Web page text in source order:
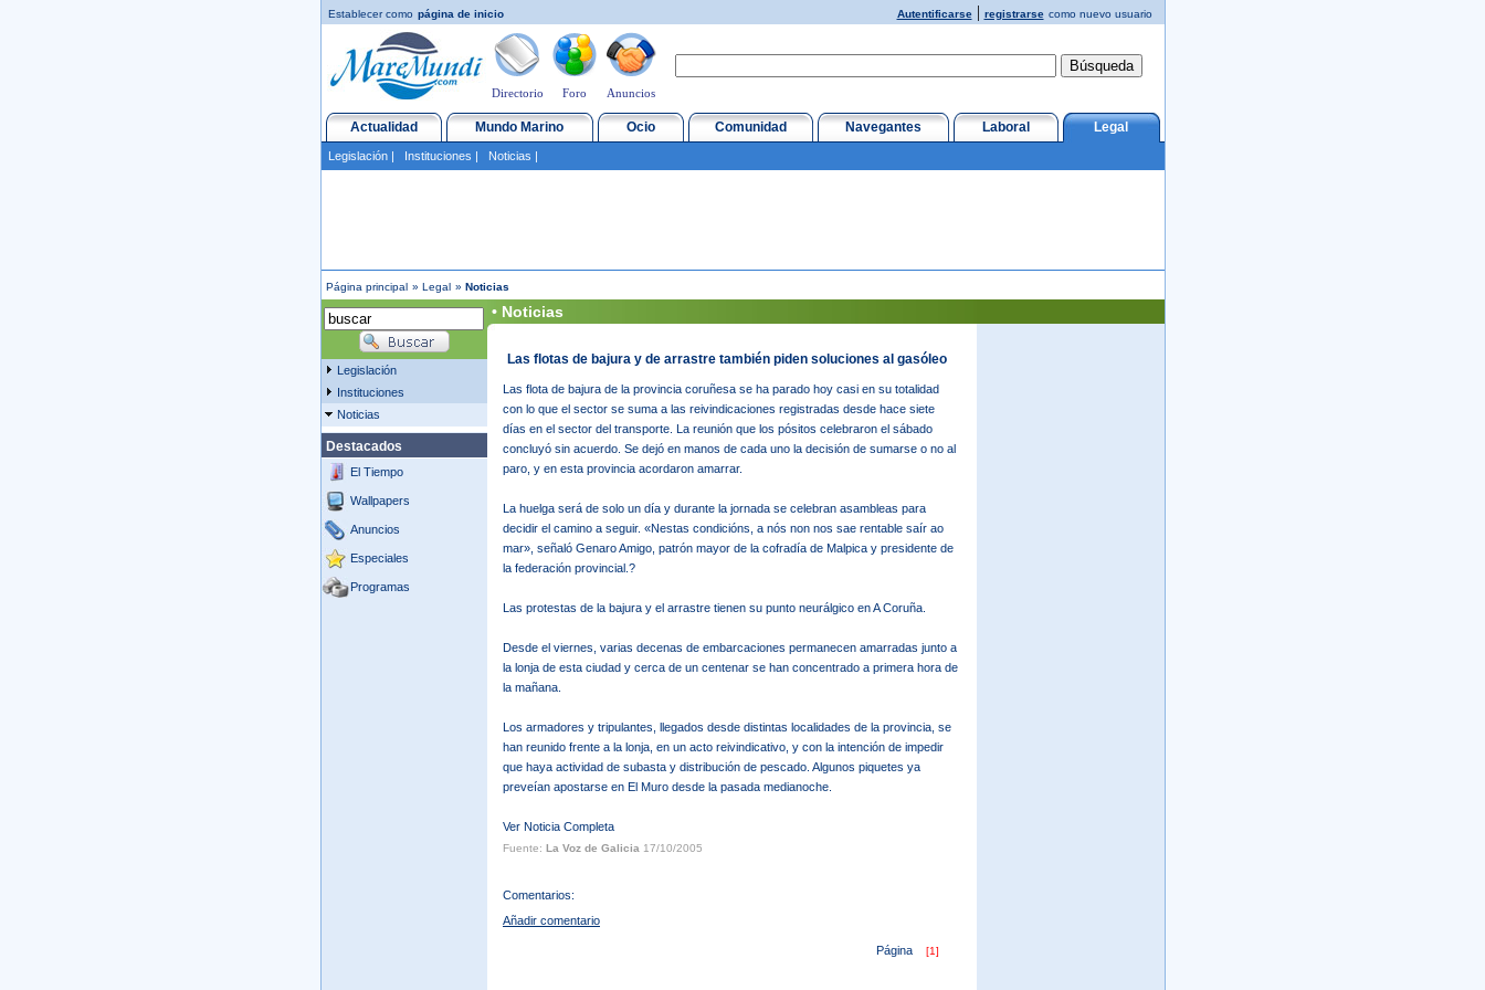
Establecer como página de inicio Autentificarse| registrarse como nuevo usuario
Directorio Foro Anuncios
Actualidad Mundo Marino Ocio Comunidad Navegantes Laboral Legal
Legislación| Instituciones | Noticias |
Página principal » Legal » Noticias
Legislación
Instituciones
Noticias
Destacados
El Tiempo
Wallpapers
Anuncios
Especiales
Programas
• Noticias
Las flotas de bajura y de arrastre también piden soluciones al gasóleo
Las flota de bajura de la provincia coruñesa se ha parado hoy casi en su totalidad
con lo que el sector se suma a las reivindicaciones registradas desde hace siete
días en el sector del transporte. La reunión que los pósitos celebraron el sábado
concluyó sin acuerdo. Se dejó en manos de cada uno la decisión de sumarse o no al
paro, y en esta provincia acordaron amarrar.
La huelga será de solo un día y durante la jornada se celebran asambleas para
decidir el camino a seguir. «Nestas condicións, a nós non nos sae rentable saír ao
mar», señaló Genaro Amigo, patrón mayor de la cofradía de Malpica y presidente de
la federación provincial.?
Las protestas de la bajura y el arrastre tienen su punto neurálgico en A Coruña.
Desde el viernes, varias decenas de embarcaciones permanecen amarradas junto a
la lonja de esta ciudad y cerca de un centenar se han concentrado a primera hora de
la mañana.
Los armadores y tripulantes, llegados desde distintas localidades de la provincia, se
han reunido frente a la lonja, en un acto reivindicativo, y con la intención de impedir
que haya actividad de subasta y distribución de pescado. Algunos piquetes ya
preveían apostarse en El Muro desde la pasada medianoche.
Ver Noticia Completa
Fuente: La Voz de Galicia 17/10/2005
Comentarios:
Añadir comentario
Página [1]